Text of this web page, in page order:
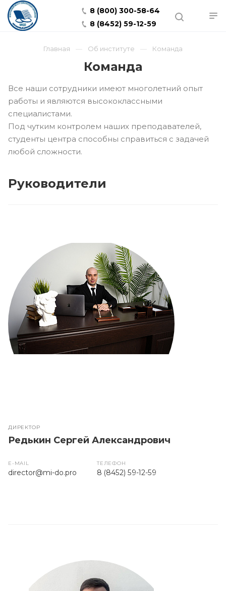
8 (800) 300-58-64
8 (8452) 59-12-59
Главная Об институте Команда
Команда
Все наши сотрудники имеют многолетний опыт
работы и являются высококлассными
специалистами.
Под чутким контролем наших преподавателей,
студенты центра способны справиться с задачей
любой сложности.
Руководители
ДИРЕКТОР
Редькин Сергей Александрович
E-MAIL
director@mi-do.pro
ТЕЛЕФОН
8 (8452) 59-12-59